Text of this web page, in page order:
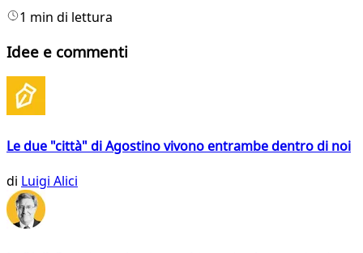
1 min di lettura
Idee e commenti
Le due "città" di Agostino vivono entrambe dentro di noi
di Luigi Alici